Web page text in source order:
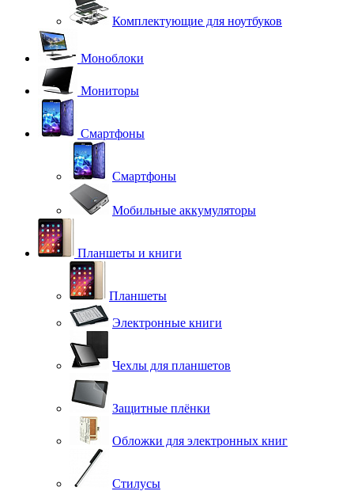
Комплектующие для ноутбуков
Моноблоки
Мониторы
Смартфоны
Смартфоны
Мобильные аккумуляторы
Планшеты и книги
Планшеты
Электронные книги
Чехлы для планшетов
Защитные плёнки
Обложки для электронных книг
Стилусы